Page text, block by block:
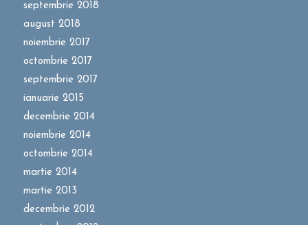
septembrie 2018
august 2018
noiembrie 2017
octombrie 2017
septembrie 2017
ianuarie 2015
decembrie 2014
noiembrie 2014
octombrie 2014
martie 2014
martie 2013
decembrie 2012